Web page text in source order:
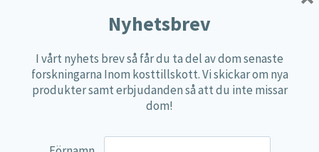
Övriga kosttillskott
100% Natural
Nyhetsbrev
I vårt nyhets brev så får du ta del av dom senaste
forskningarna Inom kosttillskott. Vi skickar om nya
produkter samt erbjudanden så att du inte missar
dom!